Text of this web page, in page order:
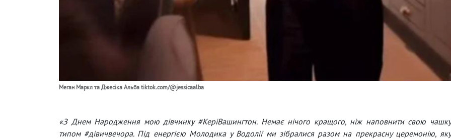
Меган Маркл та Джесіка Альба tiktok.com/@jessicaalba
«З Днем Народження мою дівчинку #КеріВашингтон. Немає нічого кращого, ніж наповнити свою чашку
типом #дівичвечора. Під енергією Молодика у Водолії ми зібралися разом на прекрасну церемонію, яку